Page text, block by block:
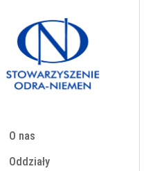
treści
O nas
Oddziały